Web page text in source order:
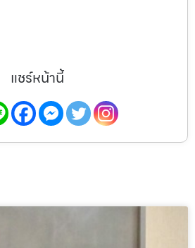
แชร์หน้านี้